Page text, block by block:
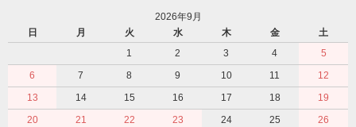
2026年9月
日
月 火 水 木 金
土
1
2 3 4
5
6
7 8 9 10 11
12
13
14 15 16 17 18
19
20
21 22 23 24 25
26